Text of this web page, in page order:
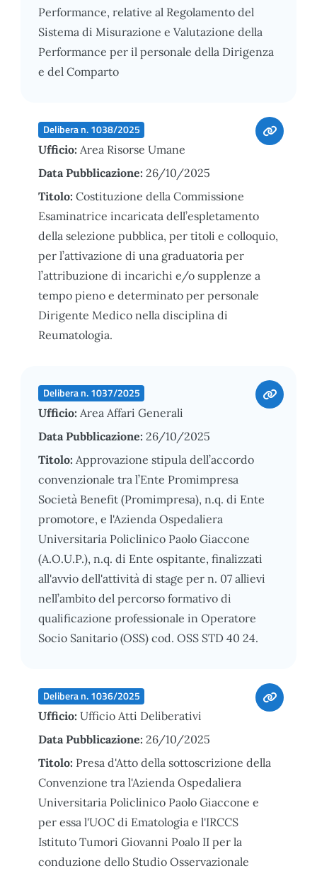
Performance, relative al Regolamento del
Sistema di Misurazione e Valutazione della
Performance per il personale della Dirigenza
e del Comparto
Delibera n. 1038/2025
Ufficio: Area Risorse Umane
Data Pubblicazione: 26/10/2025
Titolo: Costituzione della Commissione
Esaminatrice incaricata dell’espletamento
della selezione pubblica, per titoli e colloquio,
per l’attivazione di una graduatoria per
l’attribuzione di incarichi e/o supplenze a
tempo pieno e determinato per personale
Dirigente Medico nella disciplina di
Reumatologia.
Delibera n. 1037/2025
Ufficio: Area Affari Generali
Data Pubblicazione: 26/10/2025
Titolo: Approvazione stipula dell’accordo
convenzionale tra l’Ente Promimpresa
Società Benefit (Promimpresa), n.q. di Ente
promotore, e l'Azienda Ospedaliera
Universitaria Policlinico Paolo Giaccone
(A.O.U.P.), n.q. di Ente ospitante, finalizzati
all'avvio dell'attività di stage per n. 07 allievi
nell’ambito del percorso formativo di
qualificazione professionale in Operatore
Socio Sanitario (OSS) cod. OSS STD 40 24.
Delibera n. 1036/2025
Ufficio: Ufficio Atti Deliberativi
Data Pubblicazione: 26/10/2025
Titolo: Presa d'Atto della sottoscrizione della
Convenzione tra l'Azienda Ospedaliera
Universitaria Policlinico Paolo Giaccone e
per essa l'UOC di Ematologia e l'IRCCS
Istituto Tumori Giovanni Poalo II per la
conduzione dello Studio Osservazionale